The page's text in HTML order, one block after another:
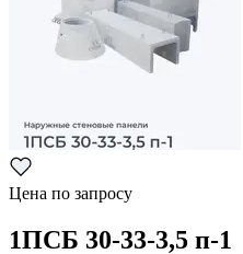
Цена по запросу
1ПСБ 30-33-3,5 п-1